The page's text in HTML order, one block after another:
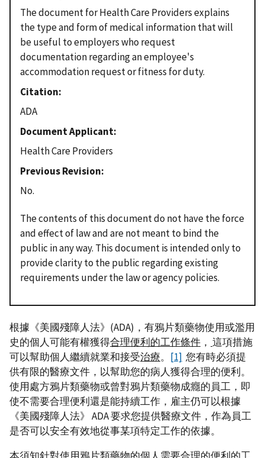
The document for Health Care Providers explains
the type and form of medical information that will
be useful to employers who request
documentation regarding an employee's
accommodation request or fitness for duty.
Citation
ADA
Document Applicant
Health Care Providers
Previous Revision
No.
The contents of this document do not have the force
and effect of law and are not meant to bind the
public in any way. This document is intended only to
provide clarity to the public regarding existing
requirements under the law or agency policies.
根據《美國殘障人法》(ADA)，有鴉片類藥物使用或濫用
史的個人可能有權獲得合理便利的工作條件 ， 這項措施
可以幫助個人繼續就業和接受治療。 [1] 您有時必須提
供有限的醫療文件，以幫助您的病人獲得合理的便利。
使用處方鴉片類藥物或曾對鴉片類藥物成癮的員工，即
使不需要合理便利還是能持續工作，雇主仍可以根據
《美國殘障人法》 ADA 要求您提供醫療文件，作為員工
是否可以安全有效地從事某項特定工作的依據。